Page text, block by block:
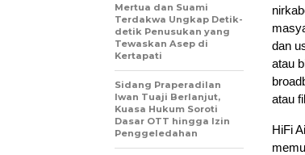
dan
atau
atau
HiFi
Mertua dan Suami
Terdakwa Ungkap Detik-
detik Penusukan yang
Tewaskan Asep di
Kertapati
Sidang Praperadilan
Iwan Tuaji Berlanjut,
Kuasa Hukum Soroti
Dasar OTT hingga Izin
Penggeledahan